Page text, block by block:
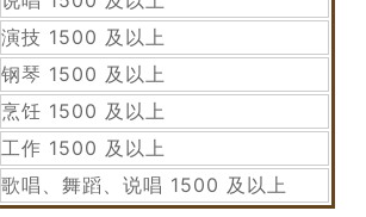
演技 1500 及以上
钢琴 1500 及以上
烹饪 1500 及以上
工作 1500 及以上
歌唱、舞蹈、说唱 1500 及以上